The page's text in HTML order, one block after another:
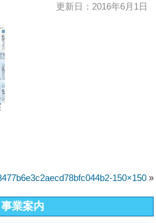
更新日：2016年6月1日
150×150 »
事業案内